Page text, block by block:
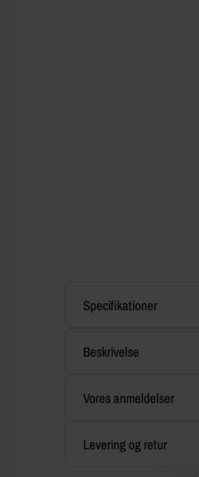
Specifikationer
Beskrivelse
Vores anmeldelser
Levering og retur